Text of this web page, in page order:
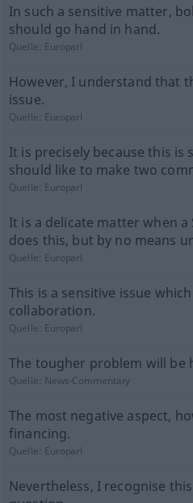
In such a sensitive matter,
should go hand in hand.
Quelle: Europarl
However, I understand that
issue.
Quelle: Europarl
It is precisely because this is
should like to make two
Quelle: Europarl
It is a delicate matter when
does this, but by no means
Quelle: Europarl
This is a sensitive issue
collaboration.
Quelle: Europarl
The tougher problem will be
Quelle: News-Commentary
The most negative aspect,
financing.
Quelle: Europarl
Nevertheless, I recognise